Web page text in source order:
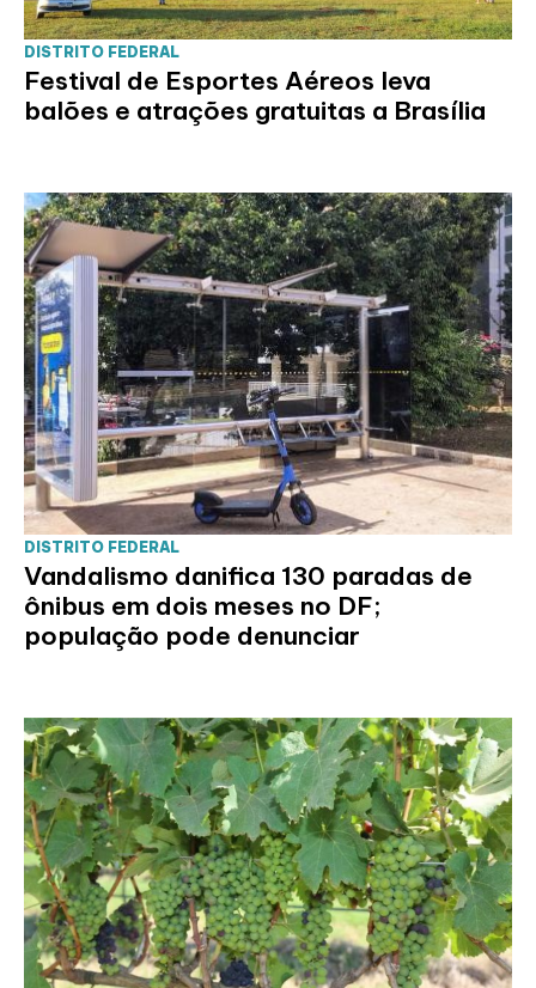
DISTRITO FEDERAL
Festival de Esportes Aéreos leva
balões e atrações gratuitas a Brasília
DISTRITO FEDERAL
Vandalismo danifica 130 paradas de
ônibus em dois meses no DF;
população pode denunciar